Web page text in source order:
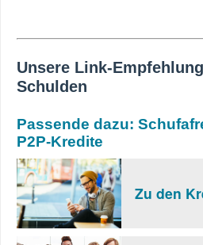
Unsere Link-
Schulden
Passende dazu:
P2P-Kredite
Zu den